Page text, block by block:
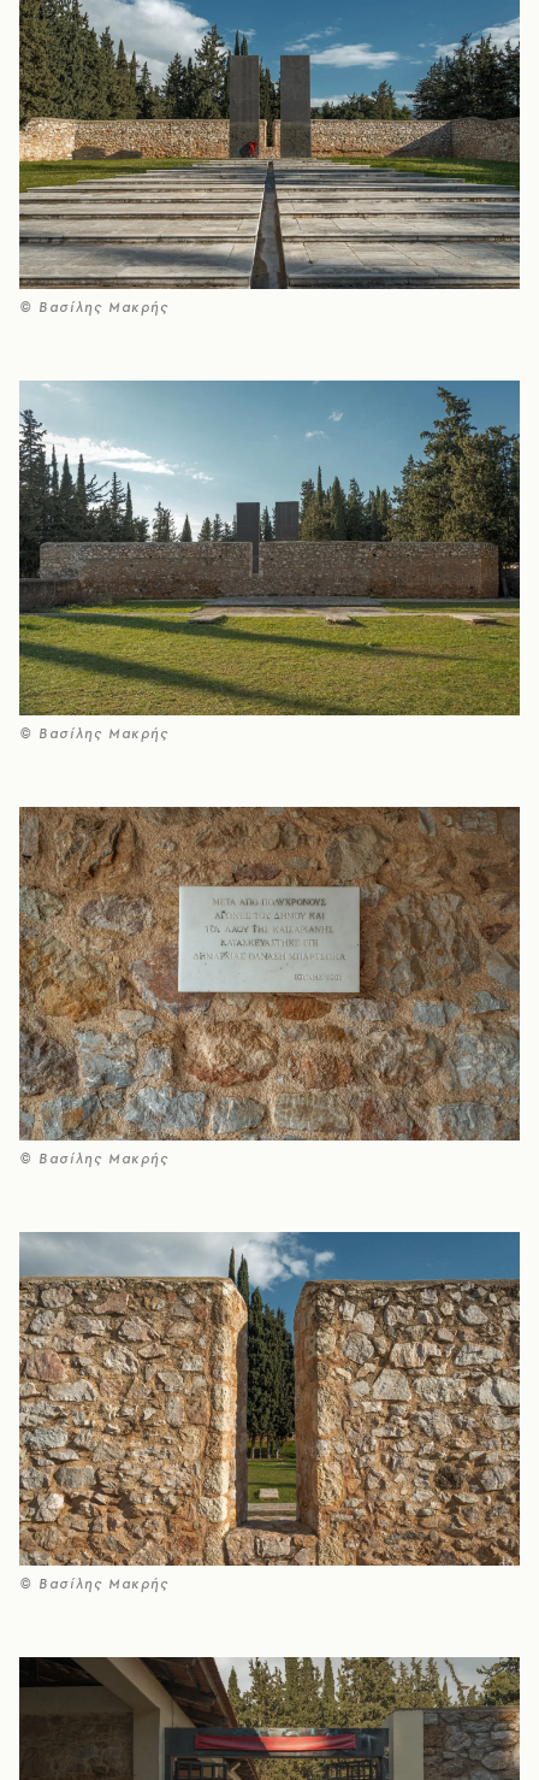
© Βασίλης Μακρής
© Βασίλης Μακρής
© Βασίλης Μακρής
© Βασίλης Μακρής